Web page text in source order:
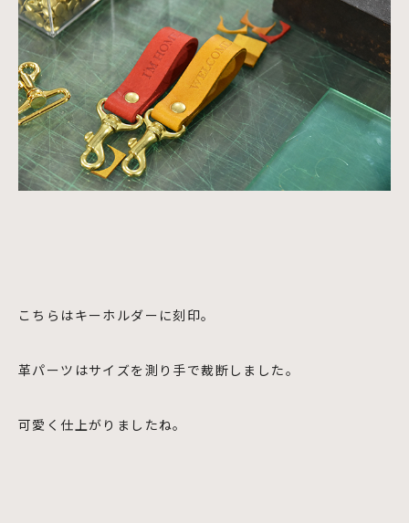
こちらはキーホルダーに刻印。
革パーツはサイズを測り手で裁断しました。
可愛く仕上がりましたね。